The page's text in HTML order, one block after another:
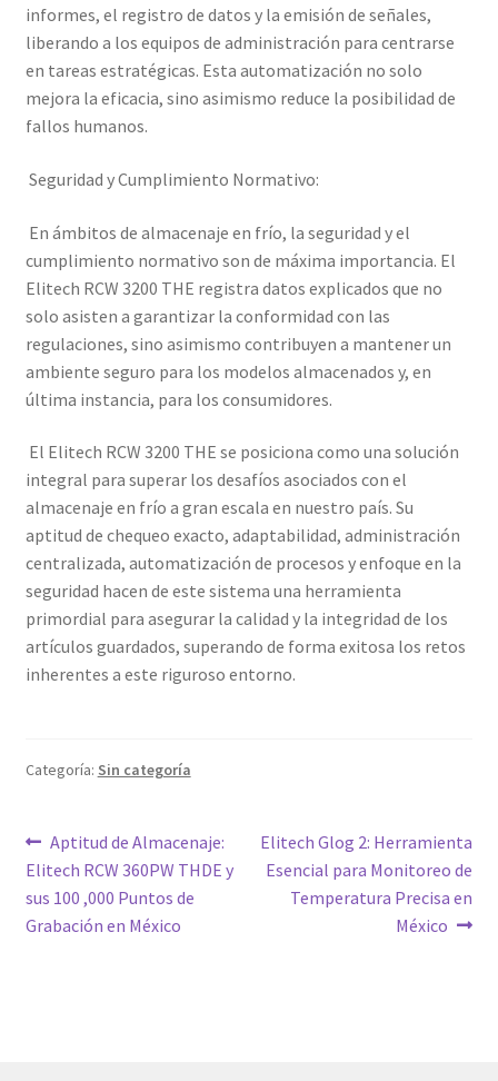
informes, el registro de datos y la emisión de señales,
liberando a los equipos de administración para centrarse
en tareas estratégicas. Esta automatización no solo
mejora la eficacia, sino asimismo reduce la posibilidad de
fallos humanos.
Seguridad y Cumplimiento Normativo:
En ámbitos de almacenaje en frío, la seguridad y el
cumplimiento normativo son de máxima importancia. El
Elitech RCW 3200 THE registra datos explicados que no
solo asisten a garantizar la conformidad con las
regulaciones, sino asimismo contribuyen a mantener un
ambiente seguro para los modelos almacenados y, en
última instancia, para los consumidores.
El Elitech RCW 3200 THE se posiciona como una solución
integral para superar los desafíos asociados con el
almacenaje en frío a gran escala en nuestro país. Su
aptitud de chequeo exacto, adaptabilidad, administración
centralizada, automatización de procesos y enfoque en la
seguridad hacen de este sistema una herramienta
primordial para asegurar la calidad y la integridad de los
artículos guardados, superando de forma exitosa los retos
inherentes a este riguroso entorno.
Categoría: Sin categoría
Navegación
de
entradas
Entrada
anterior:
Aptitud de Almacenaje:
Elitech RCW 360PW THDE y
sus 100 ,000 Puntos de
Grabación en México
Siguiente
entrada:
Elitech Glog 2: Herramienta
Esencial para Monitoreo de
Temperatura Precisa en
México